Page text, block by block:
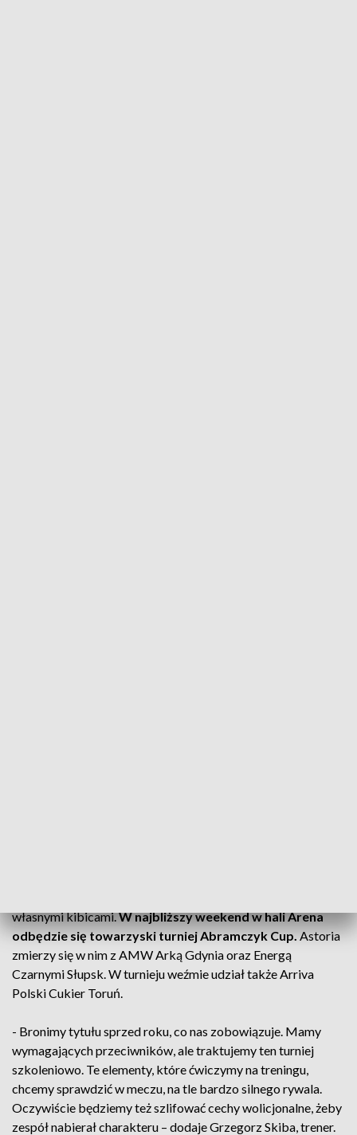
własnymi kibicami.W najbliższy weekend w hali Arena
odbędzie się towarzyski turniej Abramczyk Cup.Astoria
zmierzy się w nim z AMW Arką Gdynia oraz Energą
Czarnymi Słupsk. W turnieju weźmie udział także Arriva
Polski Cukier Toruń.
- Bronimy tytułu sprzed roku, co nas zobowiązuje. Mamy
wymagających przeciwników, ale traktujemy ten turniej
szkoleniowo. Te elementy, które ćwiczymy na treningu,
chcemy sprawdzić w meczu, na tle bardzo silnego rywala.
Oczywiście będziemy też szlifować cechy wolicjonalne, żeby
zespół nabierał charakteru – dodaje Grzegorz Skiba, trener.